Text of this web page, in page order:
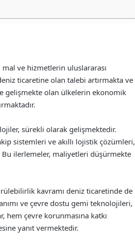
mal ve hizmetlerin uluslararası
ticaretine olan talebi artırmakta ve
gelişmekte olan ülkelerin ekonomik
sürekli olarak gelişmektedir.
sistemleri ve akıllı lojistik çözümleri,
Bu ilerlemeler, maliyetleri düşürmekte
kavramı deniz ticaretinde de
ve çevre dostu gemi teknolojileri,
hem çevre korunmasına katkı
yanıt vermektedir.